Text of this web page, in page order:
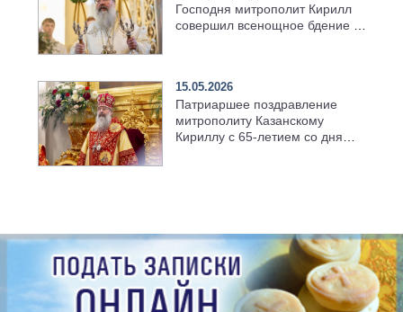
Господня митрополит Кирилл
совершил всенощное бдение в
15.05.2026
Патриаршее поздравление
митрополиту Казанскому
Кириллу с 65-летием со дня